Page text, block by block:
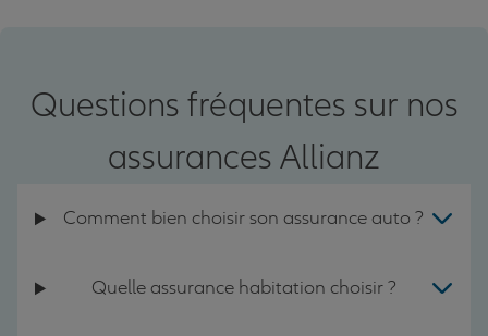
Questions fréquentes sur nos
assurances Allianz
Comment bien choisir son assurance auto ?
Quelle assurance habitation choisir ?